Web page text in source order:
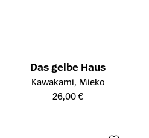
Das gelbe Haus
Öffnet die Detailseite des Produkts
Kawakami, Mieko
26,00 €